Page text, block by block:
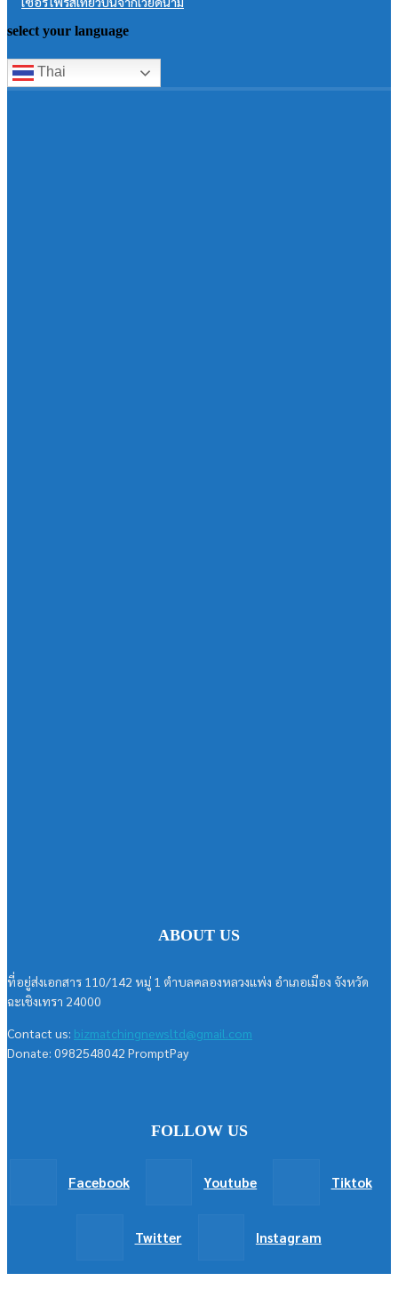
select your language
Thai
ABOUT US
ที่อยู่ส่งเอกสาร 110/142 หมู่ 1 ตำบลคลองหลวงแพ่ง อำเภอเมือง จังหวัด
ฉะเชิงเทรา 24000
Contact us: bizmatchingnewsltd@gmail.com
Donate: 0982548042 PromptPay
FOLLOW US
Facebook Youtube Tiktok
Twitter Instagram